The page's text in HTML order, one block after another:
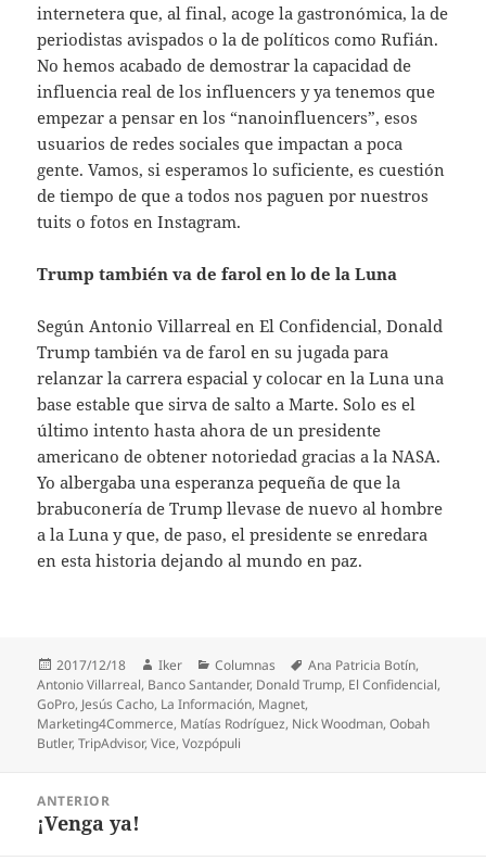
internetera que, al final, acoge la gastronómica, la de
periodistas avispados o la de políticos como Rufián.
No hemos acabado de demostrar la capacidad de
influencia real de los influencers y ya tenemos que
empezar a pensar en los “nanoinfluencers”, esos
usuarios de redes sociales que impactan a poca
gente. Vamos, si esperamos lo suficiente, es cuestión
de tiempo de que a todos nos paguen por nuestros
tuits o fotos en Instagram.
Trump también va de farol en lo de la Luna
Según Antonio Villarreal en El Confidencial, Donald
Trump también va de farol en su jugada para
relanzar la carrera espacial y colocar en la Luna una
base estable que sirva de salto a Marte. Solo es el
último intento hasta ahora de un presidente
americano de obtener notoriedad gracias a la NASA.
Yo albergaba una esperanza pequeña de que la
brabuconería de Trump llevase de nuevo al hombre
a la Luna y que, de paso, el presidente se enredara
en esta historia dejando al mundo en paz.
Publicado
el
2017/12/18 Autor
Iker Categorías
Columnas Etiquetas
Ana Patricia Botín,
Antonio Villarreal, Banco Santander, Donald Trump, El Confidencial,
GoPro, Jesús Cacho, La Información, Magnet,
Marketing4Commerce, Matías Rodríguez, Nick Woodman,Oobah
Butler,TripAdvisor,Vice,Vozpópuli
entradas
ANTERIOR
Entrada
¡Venga ya!